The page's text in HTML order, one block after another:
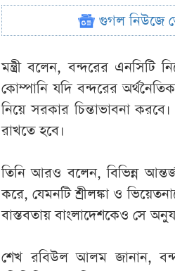
গুগল নিউজে
মন্ত্রী বলেন, বন্দরের এনসিটি
কোম্পানি যদি বন্দরের
নিয়ে সরকার চিন্তাভাবনা
রাখতে হবে।
তিনি আরও বলেন, বিভিন্ন
করে, যেমনটি শ্রীলঙ্কা ও
বাস্তবতায় বাংলাদেশকেও সে
শেখ রবিউল আলম জানান,